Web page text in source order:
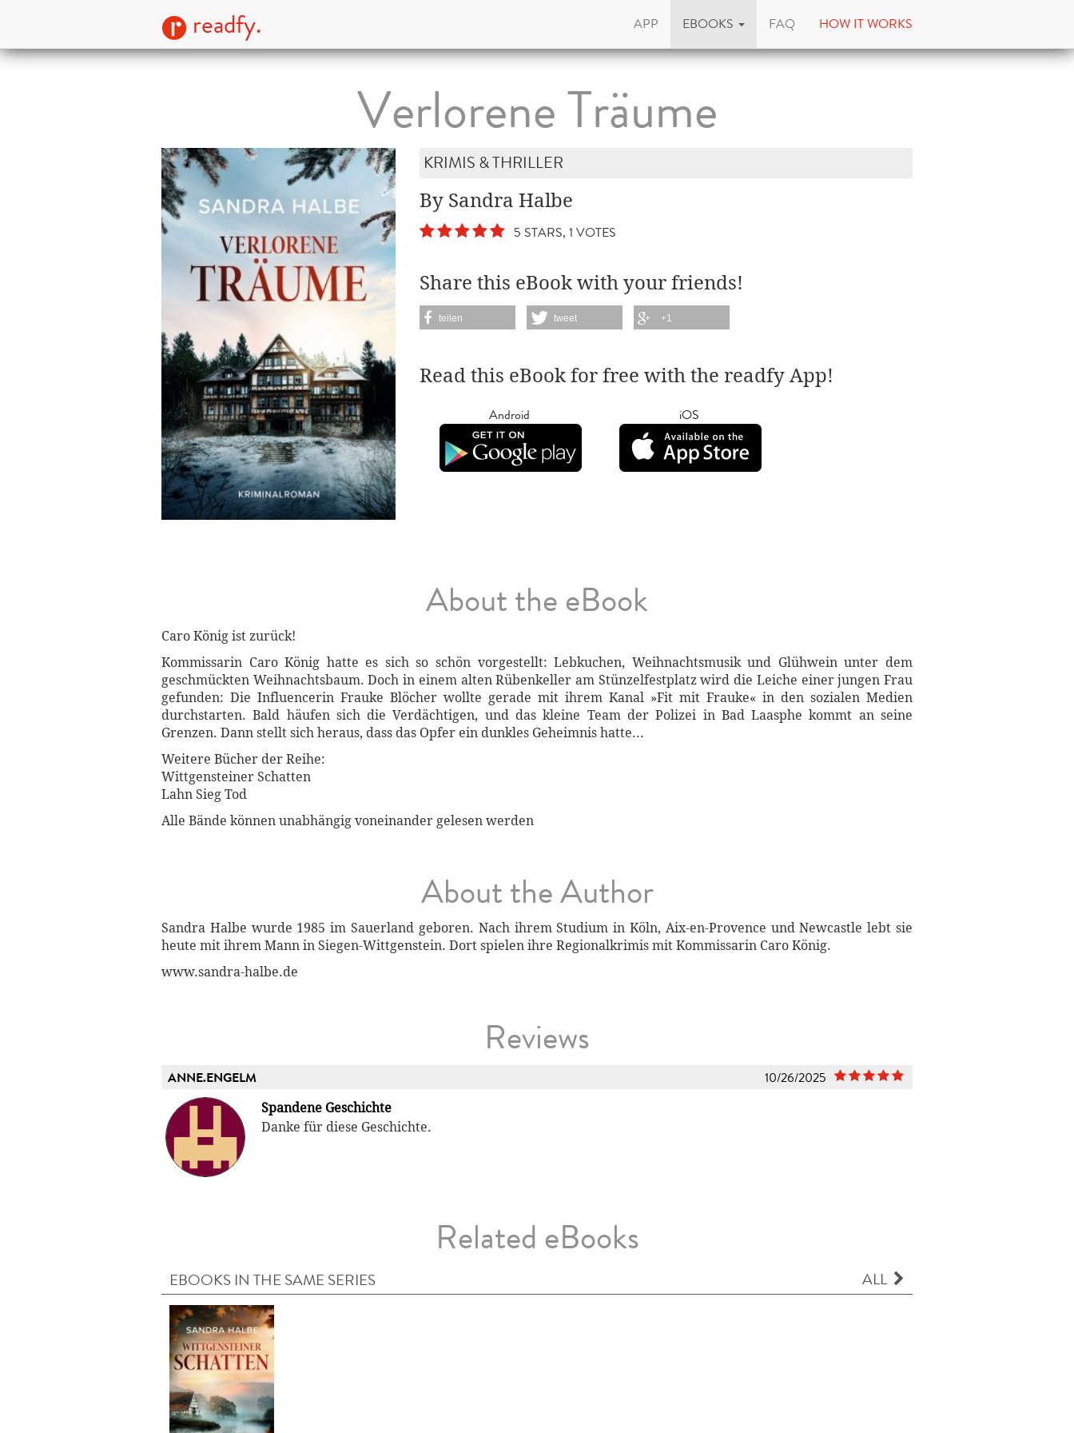
readfy. APP EBOOKS FAQ HOW IT WORKS
Verlorene Träume
KRIMIS & THRILLER
By Sandra Halbe
5 STARS, 1 VOTES
Share this eBook with your friends!
teilen tweet +1
Read this eBook for free with the readfy App!
Android iOS
About the eBook
Caro König ist zurück!
Kommissarin Caro König hatte es sich so schön vorgestellt: Lebkuchen, Weihnachtsmusik und Glühwein unter dem
geschmückten Weihnachtsbaum. Doch in einem alten Rübenkeller am Stünzelfestplatz wird die Leiche einer jungen Frau
gefunden: Die Influencerin Frauke Blöcher wollte gerade mit ihrem Kanal »Fit mit Frauke« in den sozialen Medien
durchstarten. Bald häufen sich die Verdächtigen, und das kleine Team der Polizei in Bad Laasphe kommt an seine
Grenzen. Dann stellt sich heraus, dass das Opfer ein dunkles Geheimnis hatte...
Weitere Bücher der Reihe:
Wittgensteiner Schatten
Lahn Sieg Tod
Alle Bände können unabhängig voneinander gelesen werden
About the Author
Sandra Halbe wurde 1985 im Sauerland geboren. Nach ihrem Studium in Köln, Aix-en-Provence und Newcastle lebt sie
heute mit ihrem Mann in Siegen-Wittgenstein. Dort spielen ihre Regionalkrimis mit Kommissarin Caro König.
www.sandra-halbe.de
Reviews
ANNE.ENGELM 10/26/2025
Spandene Geschichte
Danke für diese Geschichte.
Related eBooks
EBOOKS IN THE SAME SERIES ALL